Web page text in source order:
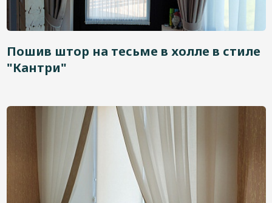
Пошив штор на тесьме в холле в стиле
"Кантри"